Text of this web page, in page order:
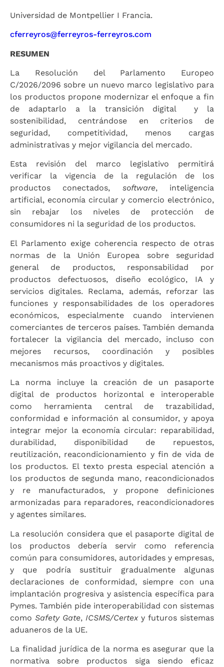
Universidad de Montpellier I Francia.
cferreyros@ferreyros-ferreyros.com
RESUMEN
La Resolución del Parlamento Europeo
C/2026/2096 sobre un nuevo marco legislativo para
los productos propone modernizar el enfoque a fin
de adaptarlo a la transición digital y la
sostenibilidad, centrándose en criterios de
seguridad, competitividad, menos cargas
administrativas y mejor vigilancia del mercado.
Esta revisión del marco legislativo permitirá
verificar la vigencia de la regulación de los
productos conectados, software, inteligencia
artificial, economía circular y comercio electrónico,
sin rebajar los niveles de protección de
consumidores ni la seguridad de los productos.
El Parlamento exige coherencia respecto de otras
normas de la Unión Europea sobre seguridad
general de productos, responsabilidad por
productos defectuosos, diseño ecológico, IA y
servicios digitales. Reclama, además, reforzar las
funciones y responsabilidades de los operadores
económicos, especialmente cuando intervienen
comerciantes de terceros países. También demanda
fortalecer la vigilancia del mercado, incluso con
mejores recursos, coordinación y posibles
mecanismos más proactivos y digitales.
La norma incluye la creación de un pasaporte
digital de productos horizontal e interoperable
como herramienta central de trazabilidad,
conformidad e información al consumidor, y apoya
integrar mejor la economía circular: reparabilidad,
durabilidad, disponibilidad de repuestos,
reutilización, reacondicionamiento y fin de vida de
los productos. El texto presta especial atención a
los productos de segunda mano, reacondicionados
y re manufacturados, y propone definiciones
armonizadas para reparadores, reacondicionadores
y agentes similares.
La resolución considera que el pasaporte digital de
los productos debería servir como referencia
común para consumidores, autoridades y empresas,
y que podría sustituir gradualmente algunas
declaraciones de conformidad, siempre con una
implantación progresiva y asistencia específica para
Pymes. También pide interoperabilidad con sistemas
como Safety Gate, ICSMS/Certexy futuros sistemas
aduaneros de la UE.
La finalidad jurídica de la norma es asegurar que la
normativa sobre productos siga siendo eficaz